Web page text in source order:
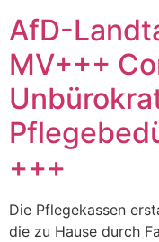
AfD-
MV+++
+++
Die Pflegekassen
die zu Hause durch